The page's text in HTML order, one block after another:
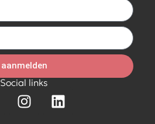
aanmelden
Social links